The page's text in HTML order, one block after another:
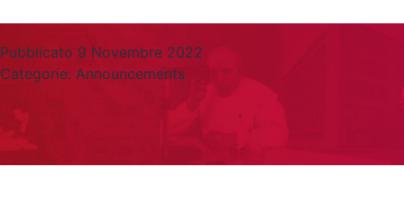
Pubblicato 9 Novembre 2022
Categorie: Announcements